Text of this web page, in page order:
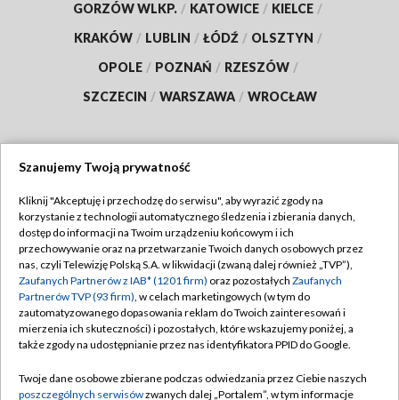
GORZÓW WLKP. / KATOWICE / KIELCE /
KRAKÓW / LUBLIN / ŁÓDŹ / OLSZTYN /
OPOLE / POZNAŃ / RZESZÓW /
SZCZECIN / WARSZAWA / WROCŁAW
TVP
Abonament TVP
Emisja w TVP
Centrum informacji TVP
Naziemna Telewizja Cyfrowa
Rada Programowa
Regulamin TVP
Polityka prywatności
Moje zgody
Pomoc
Kontakt
Szanujemy Twoją prywatność
Kliknij "Akceptuję i przechodzę do serwisu", aby wyrazić zgody na
korzystanie z technologii automatycznego śledzenia i zbierania danych,
dostęp do informacji na Twoim urządzeniu końcowym i ich
przechowywanie oraz na przetwarzanie Twoich danych osobowych przez
nas, czyli Telewizję Polską S.A. w likwidacji (zwaną dalej również „TVP”),
Zaufanych Partnerów z IAB* (1201 firm) oraz pozostałych Zaufanych
Partnerów TVP (93 firm), w celach marketingowych (w tym do
zautomatyzowanego dopasowania reklam do Twoich zainteresowań i
mierzenia ich skuteczności) i pozostałych, które wskazujemy poniżej, a
także zgody na udostępnianie przez nas identyfikatora PPID do Google.
Twoje dane osobowe zbierane podczas odwiedzania przez Ciebie naszych
poszczególnych serwisówzwanych dalej „Portalem”, w tym informacje